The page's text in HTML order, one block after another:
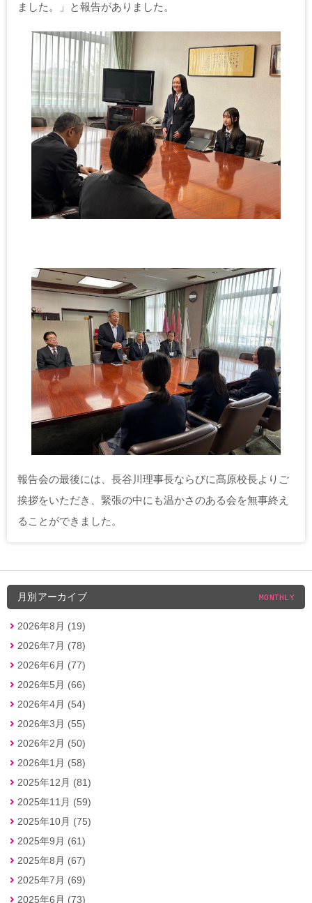
ました。」と報告がありました。
報告会の最後には、長谷川理事長ならびに髙原校長よりご
挨拶をいただき、緊張の中にも温かさのある会を無事終え
ることができました。
月別アーカイブ MONTHLY
2026年8月 (19)
2026年7月 (78)
2026年6月 (77)
2026年5月 (66)
2026年4月 (54)
2026年3月 (55)
2026年2月 (50)
2026年1月 (58)
2025年12月 (81)
2025年11月 (59)
2025年10月 (75)
2025年9月 (61)
2025年8月 (67)
2025年7月 (69)
2025年6月 (73)